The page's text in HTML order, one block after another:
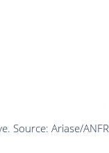
Source: Ariase/